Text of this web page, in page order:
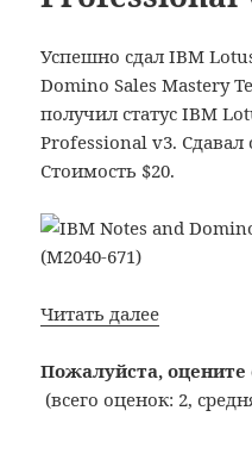
System
Успешно сдал IBM
Domino Sales Mastery
получил статус IBM
Professional v3.
Стоимость $20.
Читать далееIBM:
статус
IBM
Пожалуйста, оцените
(всего оценок: 2,